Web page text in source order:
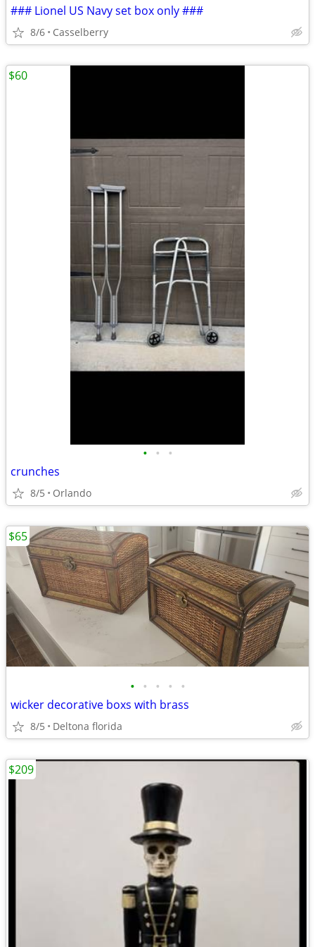
### Lionel US Navy set box only ###
8/6 Casselberry
• • •
crunches
8/5 Orlando
$60
• • • • •
wicker decorative boxs with brass
8/5 Deltona florida
$65
$209